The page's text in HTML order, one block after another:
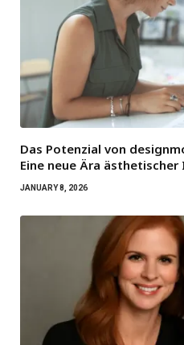
Das Potenzial von
Eine neue Ära
JANUARY 8, 2026